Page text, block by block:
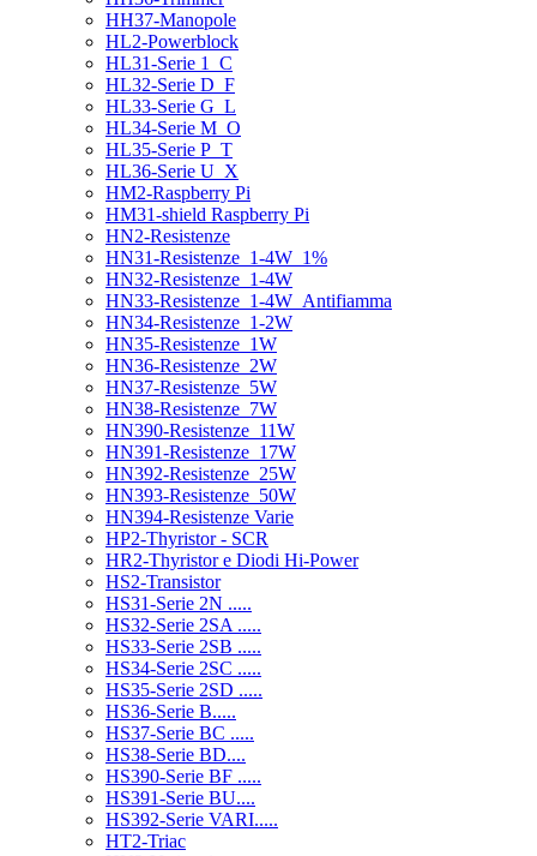
HH37-Manopole
HL2-Powerblock
HL31-Serie 1_C
HL32-Serie D_F
HL33-Serie G_L
HL34-Serie M_O
HL35-Serie P_T
HL36-Serie U_X
HM2-Raspberry Pi
HM31-shield Raspberry Pi
HN2-Resistenze
HN31-Resistenze_1-4W_1%
HN32-Resistenze_1-4W
HN33-Resistenze_1-4W_Antifiamma
HN34-Resistenze_1-2W
HN35-Resistenze_1W
HN36-Resistenze_2W
HN37-Resistenze_5W
HN38-Resistenze_7W
HN390-Resistenze_11W
HN391-Resistenze_17W
HN392-Resistenze_25W
HN393-Resistenze_50W
HN394-Resistenze Varie
HP2-Thyristor - SCR
HR2-Thyristor e Diodi Hi-Power
HS2-Transistor
HS31-Serie 2N .....
HS32-Serie 2SA .....
HS33-Serie 2SB .....
HS34-Serie 2SC .....
HS35-Serie 2SD .....
HS36-Serie B.....
HS37-Serie BC .....
HS38-Serie BD....
HS390-Serie BF .....
HS391-Serie BU....
HS392-Serie VARI.....
HT2-Triac